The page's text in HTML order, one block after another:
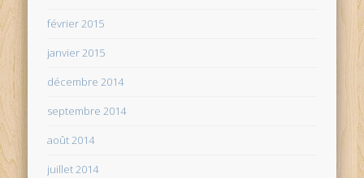
février 2015
janvier 2015
décembre 2014
septembre 2014
août 2014
juillet 2014